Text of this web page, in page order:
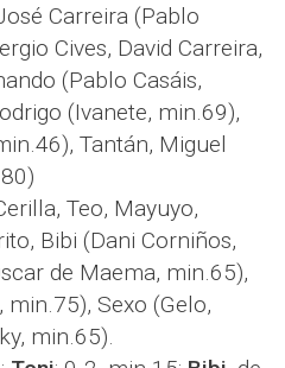
Carreira (Pablo
Cives, David Carreira,
(Pablo Casáis,
(Ivanete, min.69),
Tantán, Miguel
Teo, Mayuyo,
Bibi (Dani Corniños,
de Maema, min.65),
Sexo (Gelo,
min.65).